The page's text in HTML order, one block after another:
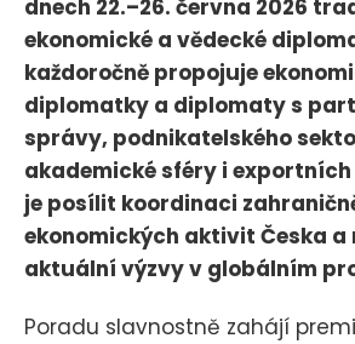
dnech 22.–26. června 2026
ekonomické a vědecké
každoročně propojuje
diplomatky a diplomaty s
správy, podnikatelského
akademické sféry i
je posílit koordinaci
ekonomických aktivit Česka
aktuální výzvy v globálním
Poradu slavnostně zahájí